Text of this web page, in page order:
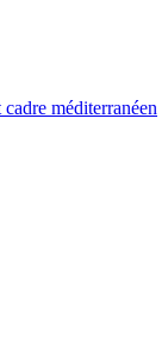
méditerranéen